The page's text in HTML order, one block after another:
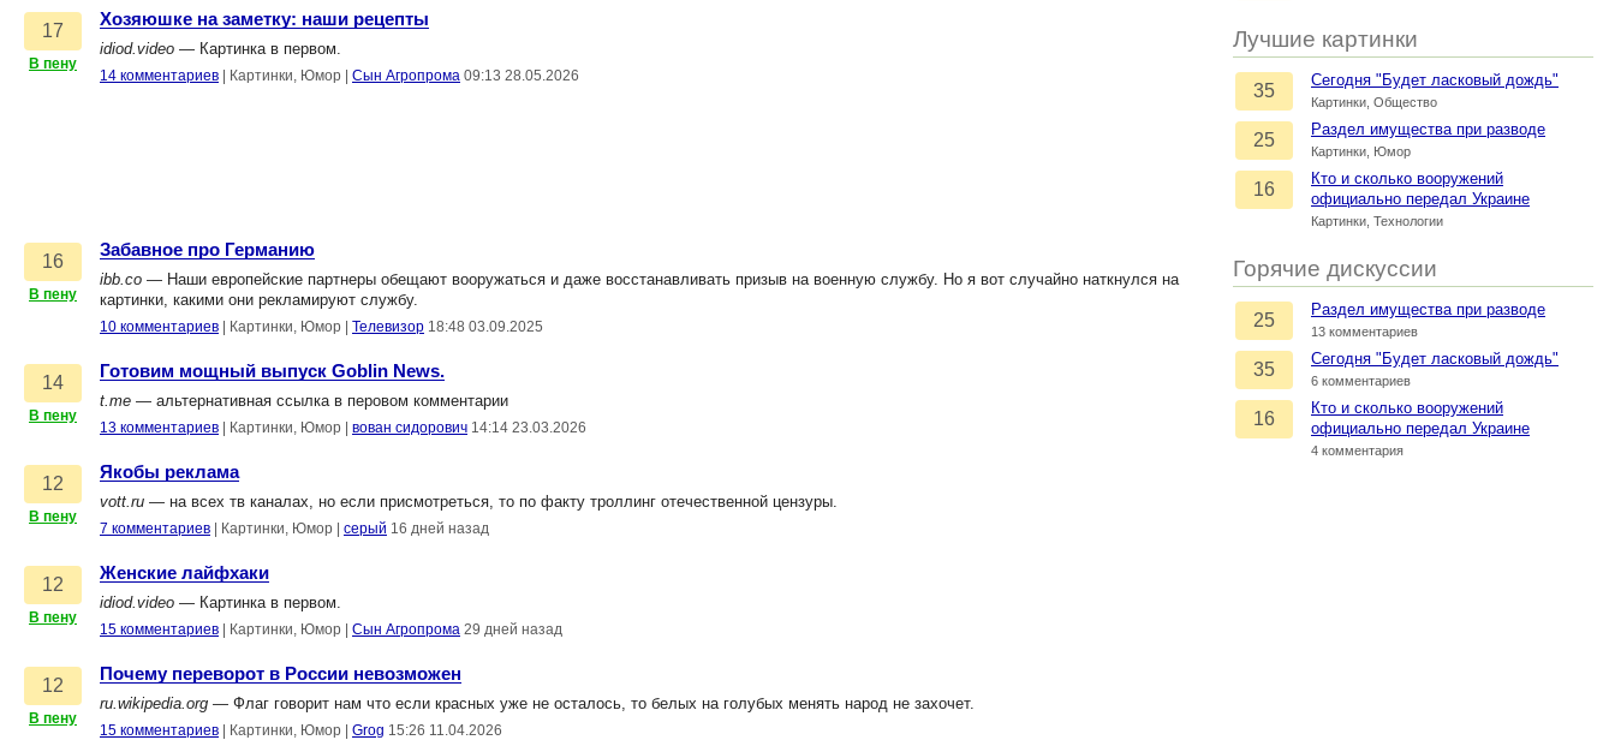
Лучшие картинки
35
Сегодня "Будет ласковый дождь"
Картинки, Общество
25
Раздел имущества при разводе
Картинки, Юмор
16
Кто и сколько вооружений
официально передал Украине
Картинки, Технологии
Горячие дискуссии
25
Раздел имущества при разводе
13 комментариев
35
Сегодня "Будет ласковый дождь"
6 комментариев
16
Кто и сколько вооружений
официально передал Украине
4 комментария
17
В пену
Хозяюшке на заметку: наши рецепты
idiod.video — Картинка в первом.
14 комментариев Картинки, Юмор Сын Агропрома 09:13 28.05.2026
16
В пену
Забавное про Германию
ibb.co — Наши европейские партнеры обещают вооружаться и даже восстанавливать призыв на военную службу. Но я вот случайно наткнулся на
картинки, какими они рекламируют службу.
10 комментариев Картинки, Юмор Телевизор 18:48 03.09.2025
14
В пену
Готовим мощный выпуск Goblin News.
t.me — альтернативная ссылка в перовом комментарии
13 комментариев Картинки, Юмор вован сидорович 14:14 23.03.2026
12
В пену
Якобы реклама
vott.ru — на всех тв каналах, но если присмотреться, то по факту троллинг отечественной цензуры.
7 комментариев Картинки, Юмор серый 16 дней назад
12
В пену
Женские лайфхаки
idiod.video — Картинка в первом.
15 комментариев Картинки, Юмор Сын Агропрома 29 дней назад
12
В пену
Почему переворот в России невозможен
ru.wikipedia.org — Флаг говорит нам что если красных уже не осталось, то белых на голубых менять народ не захочет.
15 комментариев Картинки, Юмор Grog 15:26 11.04.2026